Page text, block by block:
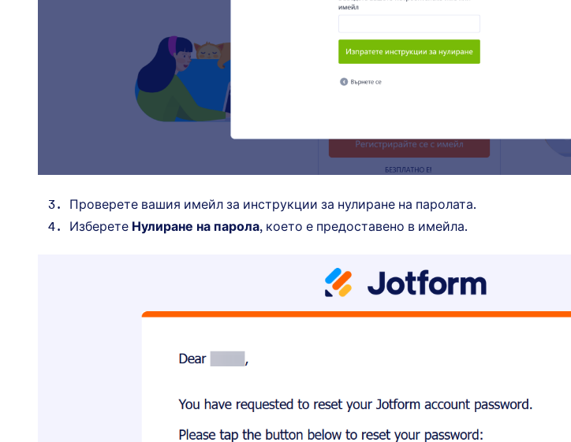
Проверете вашия имейл за инструкции за нулиране на паролата.
Изберете Нулиране на парола, което е предоставено в имейла.